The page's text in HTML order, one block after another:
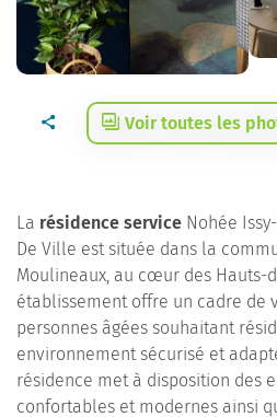
Voir toutes les
La résidence service Nohée
De Ville est située dans la
Moulineaux, au cœur des Hauts-
établissement offre un cadre de
personnes âgées souhaitant
environnement sécurisé et
résidence met à disposition des
confortables et modernes ainsi